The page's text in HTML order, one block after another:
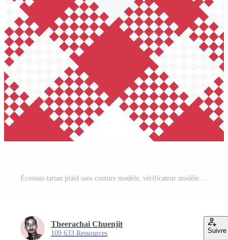
Écossais tartan plaid sans couture modèle, vérificateur modèle. sans couture tartan illustration ensemble pour foulard, couverture, autre moderne printemps été l'automne hiver vacances en tissu imprimer. Vecteur Pro
Theerachai Chuenjit
109 633 Ressources Suivre